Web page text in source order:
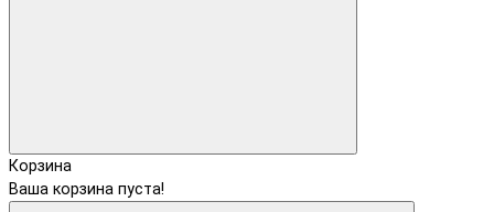
Корзина
Ваша корзина пуста!